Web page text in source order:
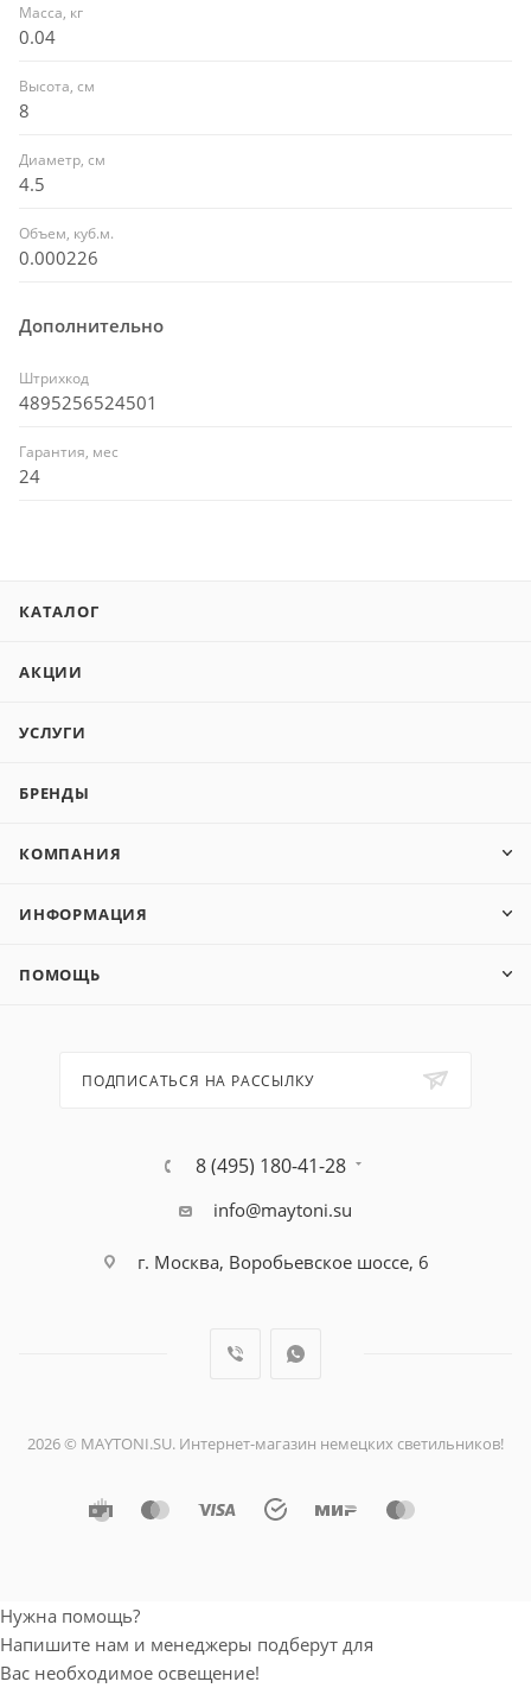
Масса, кг
0.04
Высота, см
8
Диаметр, см
4.5
Объем, куб.м.
0.000226
Дополнительно
Штрихкод
4895256524501
Гарантия, мес
24
КАТАЛОГ
АКЦИИ
УСЛУГИ
БРЕНДЫ
КОМПАНИЯ
ИНФОРМАЦИЯ
ПОМОЩЬ
ПОДПИСАТЬСЯ НА РАССЫЛКУ
8 (495) 180-41-28
info@maytoni.su
г. Москва, Воробьевское шоссе, 6
2026 © MAYTONI.SU. Интернет-магазин немецких светильников!
Нужна помощь?
Напишите нам и менеджеры подберут для
Вас необходимое освещение!